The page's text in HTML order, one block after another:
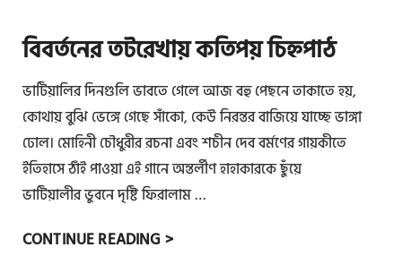
দ্ম
পু
রা
ণে
ছু
ক
রি
ত্য
বিবর্তনের তটরেখায় কতিপয় চিহ্নপাঠ
ভাটিয়ালির দিনগুলি ভাবতে গেলে আজ বহু পেছনে তাকাতে হয়,
কোথায় বুঝি ভেঙ্গে গেছে সাঁকো, কেউ নিরন্তর বাজিয়ে যাচ্ছে ভাঙ্গা
ঢোল। মোহিনী চৌধুরীর রচনা এবং শচীন দেব বর্মণের গায়কীতে
ইতিহাসে ঠাঁই পাওয়া এই গানে অন্তর্লীণ হাহাকারকে ছুঁয়ে
ভাটিয়ালীর ভুবনে দৃষ্টি ফিরালাম …
CONTINUE READING >বি